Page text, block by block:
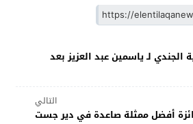
لـ ياسمين عبد العزيز بعد
التالي
أفضل ممثلة صاعدة في دير جست